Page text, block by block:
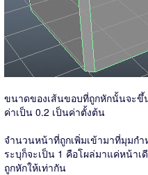
ขนาดของเส้นขอบที่ถูกหักนั้นจะขึ้
ค่าเป็น 0.2 เป็นค่าตั้งต้น
จำนวนหน้าที่ถูกเพิ่มเข้ามาที่มุมก
ระบุก็จะเป็น 1 คือโผล่มาแค่หน้า
ถูกหักให้เท่ากัน